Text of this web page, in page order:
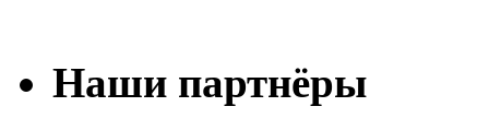
Наши партнёры